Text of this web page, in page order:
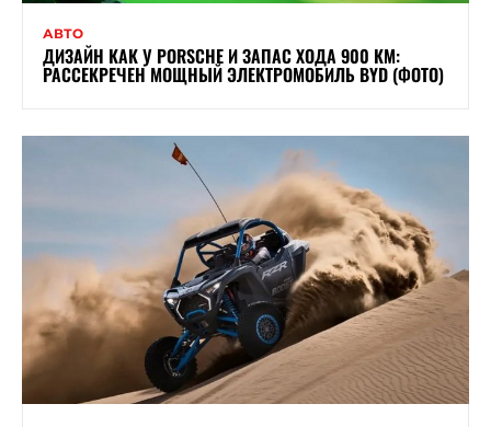
АВТО
ДИЗАЙН КАК У PORSCHE И ЗАПАС ХОДА 900 КМ:
РАССЕКРЕЧЕН МОЩНЫЙ ЭЛЕКТРОМОБИЛЬ BYD (ФОТО)